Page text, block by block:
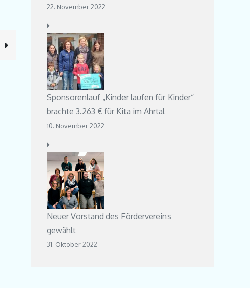
22. November 2022
Sponsorenlauf „Kinder laufen für Kinder“
brachte 3.263 € für Kita im Ahrtal
10. November 2022
Neuer Vorstand des Fördervereins
gewählt
31. Oktober 2022